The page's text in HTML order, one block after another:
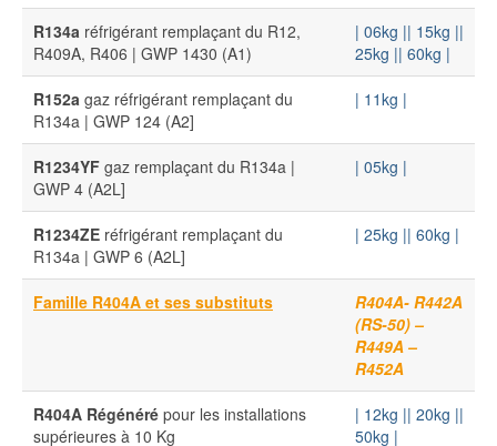
R134a réfrigérant remplaçant du R12,
R409A, R406 | GWP 1430 (A1)
| 06kg || 15kg ||
25kg || 60kg |
R152a gaz réfrigérant remplaçant du
R134a | GWP 124 (A2]
| 11kg |
R1234YF gaz remplaçant du R134a |
GWP 4 (A2L]
| 05kg |
R1234ZE réfrigérant remplaçant du
R134a | GWP 6 (A2L]
| 25kg || 60kg |
Famille R404A et ses substituts
R404A- R442A
(RS-50) –
R449A –
R452A
R404A Régénéré pour les installations
supérieures à 10 Kg
| 12kg || 20kg ||
50kg |